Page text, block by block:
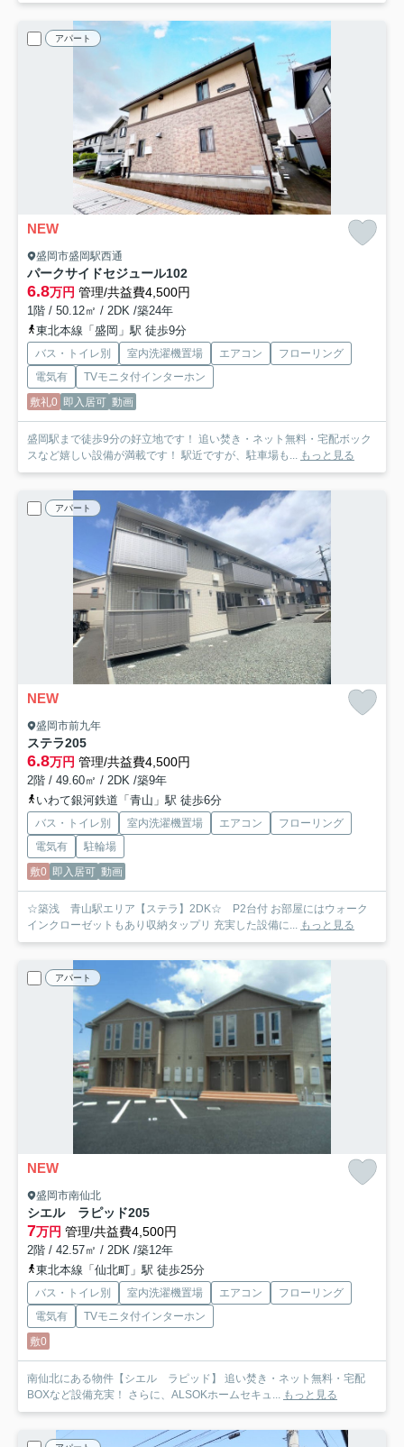
アパート
NEW
盛岡市盛岡駅西通
パークサイドセジュール102
6.8万円 管理/共益費4,500円
1階 / 50.12㎡ / 2DK /築24年
東北本線「盛岡」駅 徒歩9分
バス・トイレ別 室内洗濯機置場 エアコン
フローリング
電気有
TVモニタ付インターホン
敷礼0 即入居可 動画
盛岡駅まで徒歩9分の好立地です！ 追い焚き・ネット無料・宅配ボック
スなど嬉しい設備が満載です！ 駅近ですが、駐車場も... もっと見る
アパート
NEW
盛岡市前九年
ステラ205
6.8万円 管理/共益費4,500円
2階 / 49.60㎡ / 2DK /築9年
いわて銀河鉄道「青山」駅 徒歩6分
バス・トイレ別 室内洗濯機置場 エアコン
フローリング
電気有
駐輪場
敷0 即入居可 動画
☆築浅 青山駅エリア【ステラ】2DK☆ P2台付 お部屋にはウォーク
インクローゼットもあり収納タップリ 充実した設備に... もっと見る
アパート
NEW
盛岡市南仙北
シエル ラピッド205
7万円 管理/共益費4,500円
2階 / 42.57㎡ / 2DK /築12年
東北本線「仙北町」駅 徒歩25分
バス・トイレ別 室内洗濯機置場 エアコン
フローリング
電気有
TVモニタ付インターホン
敷0
南仙北にある物件【シエル ラピッド】 追い焚き・ネット無料・宅配
BOXなど設備充実！ さらに、ALSOKホームセキュ... もっと見る